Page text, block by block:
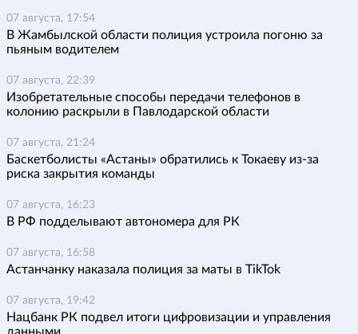
07 августа, 17:54
В Жамбылской области полиция устроила погоню за
пьяным водителем
07 августа, 22:39
Изобретательные способы передачи телефонов в
колонию раскрыли в Павлодарской области
07 августа, 21:24
Баскетболисты «Астаны» обратились к Токаеву из-за
риска закрытия команды
07 августа, 16:23
В РФ подделывают автономера для РК
07 августа, 16:58
Астанчанку наказала полиция за маты в TikTok
07 августа, 19:42
Нацбанк РК подвел итоги цифровизации и управления